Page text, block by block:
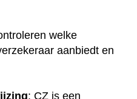
welke
aanbiedt en
: CZ is een